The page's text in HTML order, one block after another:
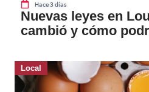
Hace 3 días
Nuevas leyes en
cambió y cómo
Local